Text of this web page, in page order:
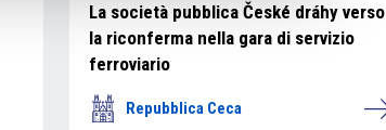
La società pubblica České dráhy verso
la riconferma nella gara di servizio
ferroviario
Repubblica Ceca